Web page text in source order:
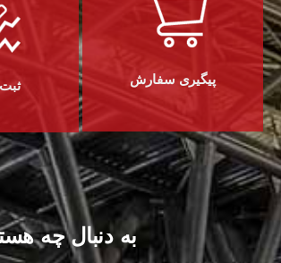
پیگیری سفارش
به دنبال چه